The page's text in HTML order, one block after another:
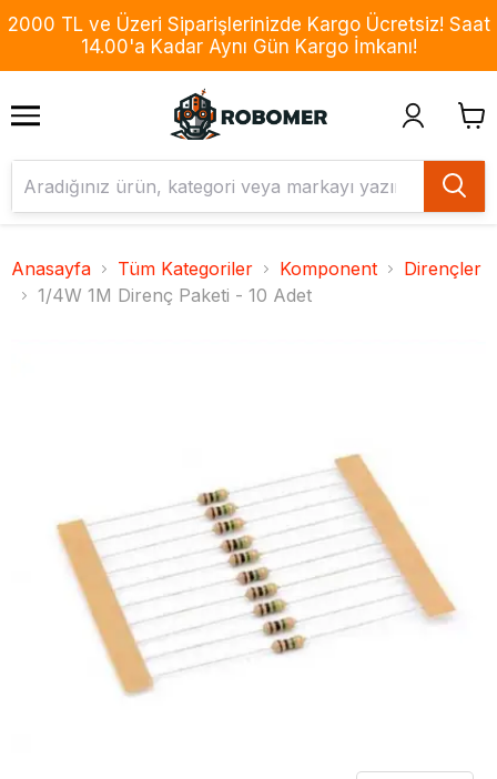
2000 TL ve Üzeri Siparişlerinizde Kargo Ücretsiz! Saat
14.00'a Kadar Aynı Gün Kargo İmkanı!
Anasayfa Tüm Kategoriler Komponent
Dirençler
1/4W 1M Direnç Paketi - 10 Adet